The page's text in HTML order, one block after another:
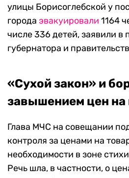
улицы Борисоглебской у
города эвакуировали 1164
числе 336 детей, заявили в
губернатора и
«Сухой закон» и
завышением цен на
Глава МЧС на совещании
контроля за ценами на
необходимости в зоне
Речь шла, в частности, о